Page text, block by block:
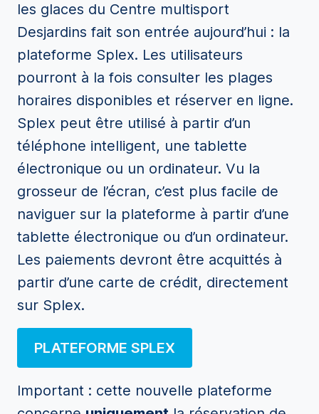
les glaces du Centre multisport
Desjardins fait son entrée aujourd’hui : la
plateforme Splex. Les utilisateurs
pourront à la fois consulter les plages
horaires disponibles et réserver en ligne.
Splex peut être utilisé à partir d’un
téléphone intelligent, une tablette
électronique ou un ordinateur. Vu la
grosseur de l’écran, c’est plus facile de
naviguer sur la plateforme à partir d’une
tablette électronique ou d’un ordinateur.
Les paiements devront être acquittés à
partir d’une carte de crédit, directement
sur Splex.
PLATEFORME SPLEX
Important : cette nouvelle plateforme